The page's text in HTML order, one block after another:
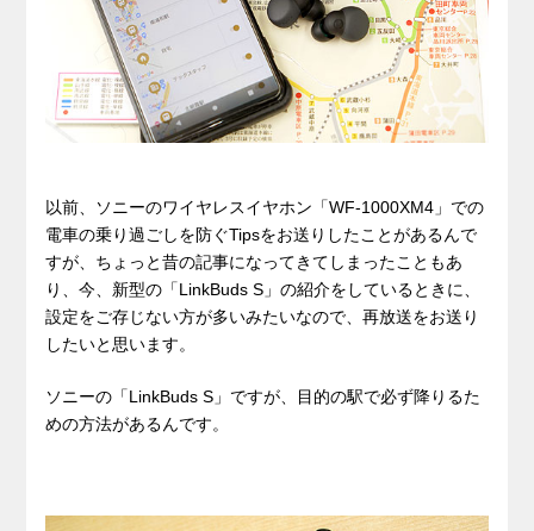
k
er
以前、ソニーのワイヤレスイヤホン「WF-1000XM4」での
電車の乗り過ごしを防ぐTipsをお送りしたことがあるんで
すが、ちょっと昔の記事になってきてしまったこともあ
り、今、新型の「LinkBuds S」の紹介をしているときに、
設定をご存じない方が多いみたいなので、再放送をお送り
したいと思います。
ソニーの「LinkBuds S」ですが、目的の駅で必ず降りるた
めの方法があるんです。